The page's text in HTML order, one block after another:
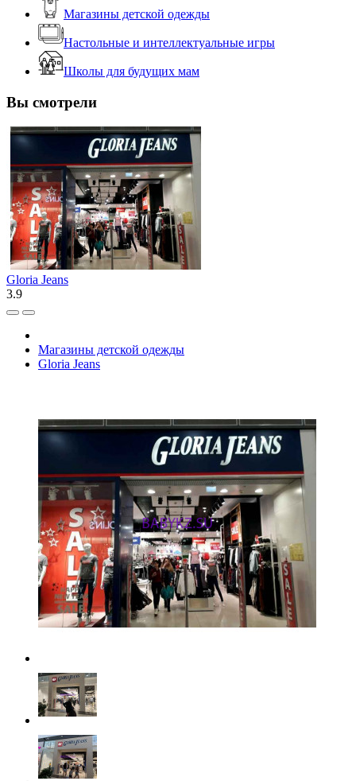
Магазины детской одежды
Настольные и интеллектуальные игры
Школы для будущих мам
Вы смотрели
Gloria Jeans
3.9
Магазины детской одежды
Gloria Jeans